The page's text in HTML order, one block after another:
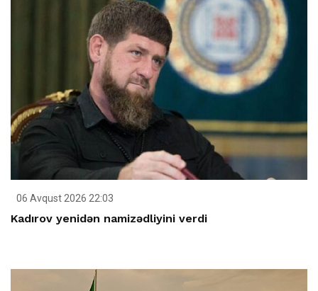
06 Avqust 2026 22:03
Kadırov yenidən namizədliyini verdi